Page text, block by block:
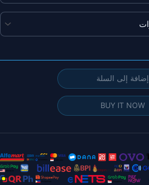
إضافة إلى السلة
BUY IT NOW